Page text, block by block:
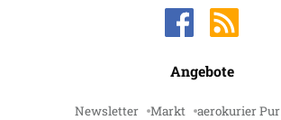
Angebote
Newsletter Markt aerokurier Pur